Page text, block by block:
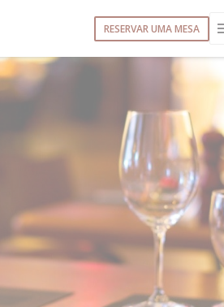
RESERVAR UMA MESA